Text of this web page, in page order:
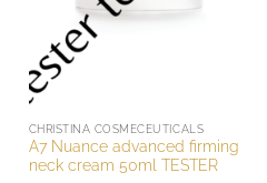
CHRISTINA COSMECEUTICALS
A7 Nuance advanced firming
neck cream 50ml TESTER